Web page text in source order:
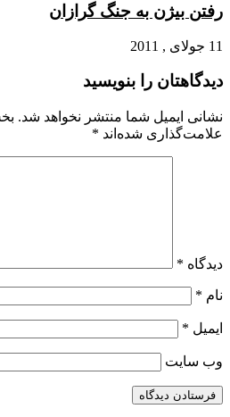
رفتن بیژن به جنگ گرازان
11 جولای , 2011
دیدگاهتان را بنویسید
نشانی ایمیل شما منتشر نخواهد شد.
علامت‌گذاری شده‌اند *
دیدگاه *
نام *
ایمیل *
وب‌ سایت